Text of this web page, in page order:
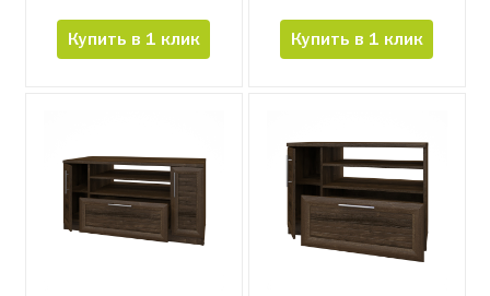
Купить в 1 клик Купить в 1 клик